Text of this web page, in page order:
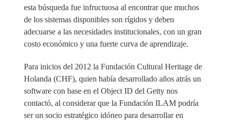
esta búsqueda fue infructuosa al encontrar que muchos
de los sistemas disponibles son rígidos y deben
adecuarse a las necesidades institucionales, con un gran
costo económico y una fuerte curva de aprendizaje.
Para inicios del 2012 la Fundación Cultural Heritage de
Holanda (CHF), quien había desarrollado años atrás un
software con base en el Object ID del Getty nos
contactó, al considerar que la Fundación ILAM podría
ser un socio estratégico idóneo para desarrollar en